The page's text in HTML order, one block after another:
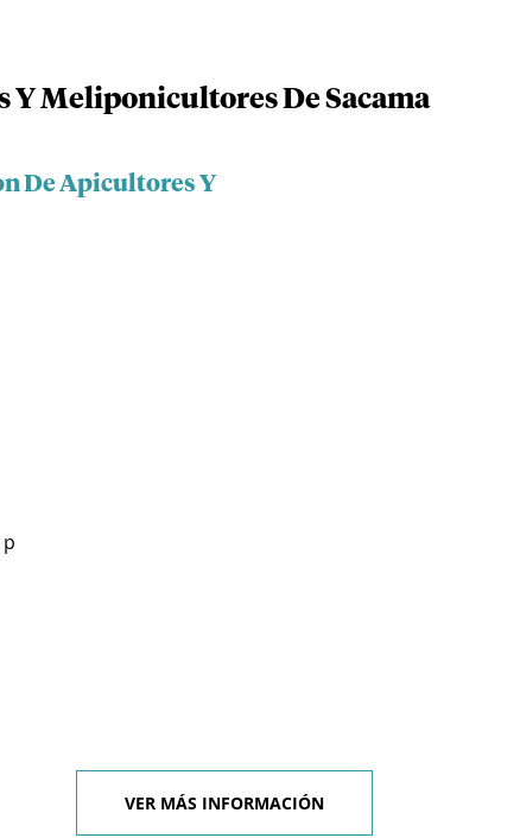
Y Meliponicultores De Sacama
De Apicultores Y
VER MÁS INFORMACIÓN